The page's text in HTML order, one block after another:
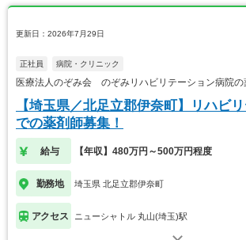
更新日：2026年7月29日
正社員 病院・クリニック
医療法人のぞみ会 のぞみリハビリテーション病院の
【埼玉県／北足立郡伊奈町】リハビ
での薬剤師募集！
給与 【年収】480万円～500万円程度
勤務地 埼玉県 北足立郡伊奈町
アクセス ニューシャトル 丸山(埼玉)駅